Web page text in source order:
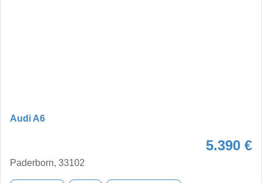
Audi A6
5.390 €
Paderborn, 33102